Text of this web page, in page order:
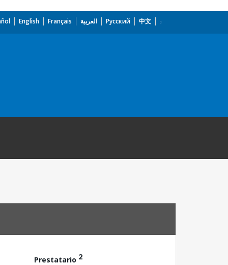
English Français العربية Русский 中文
Prestatario 2